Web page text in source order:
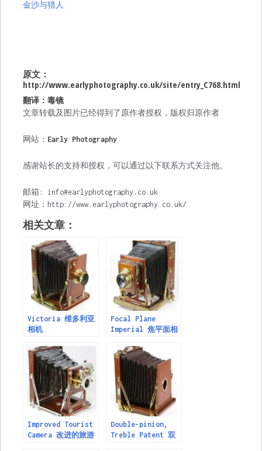
金沙与猎人
原文：
http://www.earlyphotography.co.uk/site/entry_C768.html
翻译：毒镜
文章转载及图片已经得到了原作者授权，版权归原作者
网站： Early Photography
感谢站长的支持和授权，可以通过以下联系方式关注他。
邮箱: info#earlyphotography.co.uk
网址：http://www.earlyphotography.co.uk/
相关文章：
Victoria 维多利亚
相机
Focal Plane
Imperial 焦平面相
Improved Tourist
Camera 改进的旅游
Double-pinion,
Treble Patent 双